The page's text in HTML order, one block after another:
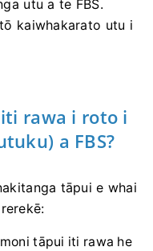
utu a te FBS.
kaiwhakarato utu i
rawa i roto i
a FBS?
tāpui e whai
tāpui iti rawa he